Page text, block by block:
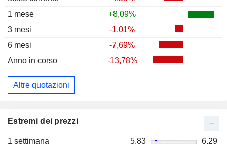
1 mese
+8,09%
3 mesi
-1,01%
6 mesi
-7,69%
Anno in corso
-13,78%
Altre quotazioni
Estremi dei prezzi
1 settimana 5,83
6,29